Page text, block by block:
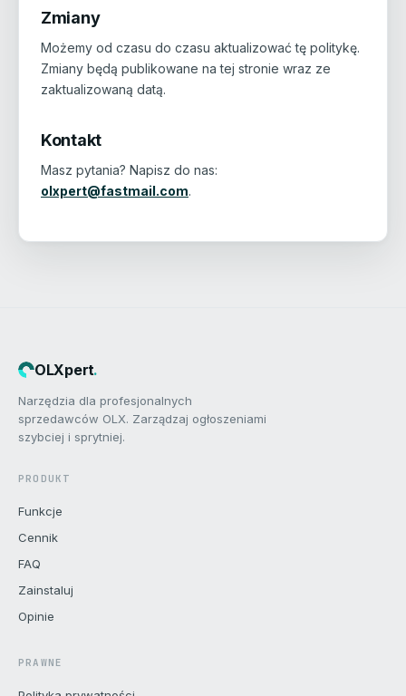
Zmiany
Możemy od czasu do czasu aktualizować tę politykę.
Zmiany będą publikowane na tej stronie wraz ze
zaktualizowaną datą.
Kontakt
Masz pytania? Napisz do nas:
olxpert@fastmail.com.
OLXpert.
Narzędzia dla profesjonalnych
sprzedawców OLX. Zarządzaj ogłoszeniami
szybciej i sprytniej.
PRODUKT
Funkcje
Cennik
FAQ
Zainstaluj
Opinie
PRAWNE